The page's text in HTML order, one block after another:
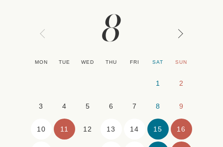
8
MON TUE WED THU FRI SAT SUN
1 2
3 4 5 6 7 8 9
10 11 12 13 14 15 16